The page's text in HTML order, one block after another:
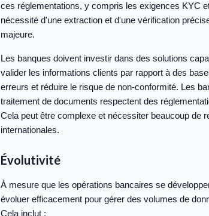
ces réglementations, y compris les exigences KYC
nécessité d'une extraction et d'une vérification
majeure.
Les banques doivent investir dans des solutions
valider les informations clients par rapport à des
erreurs et réduire le risque de non-conformité. Les
traitement de documents respectent des
Cela peut être complexe et nécessiter beaucoup de
internationales.
Évolutivité
À mesure que les opérations bancaires se
évoluer efficacement pour gérer des volumes de
Cela inclut :